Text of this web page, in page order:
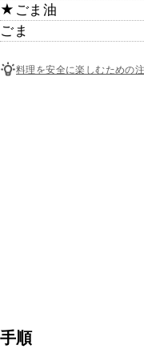
★ごま油
ごま
料理を安全に楽しむための
手順